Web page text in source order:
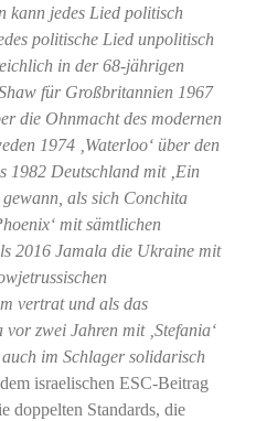
kann jedes Lied politisch
politische Lied unpolitisch
in der 68-jährigen
für Großbritannien 1967
die Ohnmacht des modernen
1974 ‚Waterloo‘ über den
1982 Deutschland mit ‚Ein
als sich Conchita
mit sämtlichen
2016 Jamala die Ukraine mit
vertrat und als das
zwei Jahren mit ‚Stefania‘
im Schlager solidarisch
israelischen ESC-Beitrag
doppelten Standards, die